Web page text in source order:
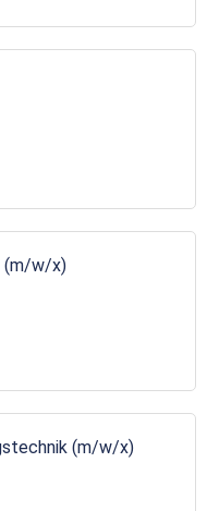
(m/w/x)
(m/w/x)